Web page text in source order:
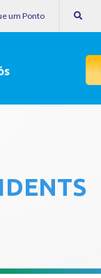
um Ponto